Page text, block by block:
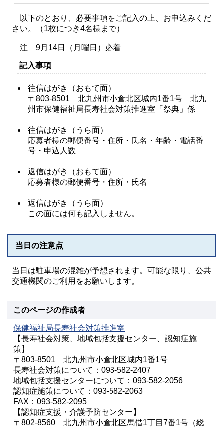
以下のとおり、必要事項をご記入の上、お申込みくだ
さい。（1枚につき4名様まで）
注 9月14日（月曜日）必着
記入事項
往信はがき（おもて面）
〒803-8501 北九州市小倉北区城内1番1号 北九
州市保健福祉局長寿社会対策推進室「祭典」係
往信はがき（うら面）
応募者様の郵便番号・住所・氏名・年齢・電話番
号・申込人数
返信はがき（おもて面）
応募者様の郵便番号・住所・氏名
返信はがき（うら面）
この面には何も記入しません。
当日の注意点
当日は駐車場の混雑が予想されます。可能な限り、公共
交通機関のご利用をお願いします。
このページの作成者
保健福祉局長寿社会対策推進室
【長寿社会対策、地域包括支援センター、認知症施
策】
〒803-8501 北九州市小倉北区城内1番1号
長寿社会対策について：093-582-2407
地域包括支援センターについて：093-582-2056
認知症施策について：093-582-2063
FAX：093-582-2095
【認知症支援・介護予防センター】
〒802-8560 北九州市小倉北区馬借1丁目7番1号（総